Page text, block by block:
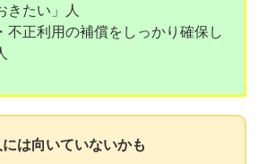
きたい」人
不正利用の補償をしっかり確保し
は向いていないかも